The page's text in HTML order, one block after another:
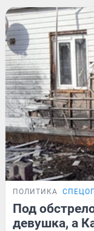
ПОЛИТИКА
Под
девушка, а